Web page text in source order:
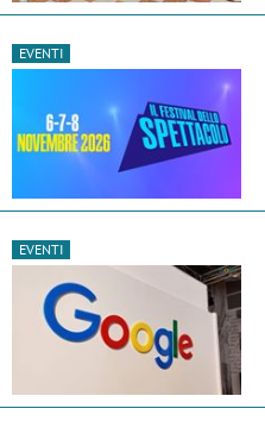
EVENTI
EVENTI